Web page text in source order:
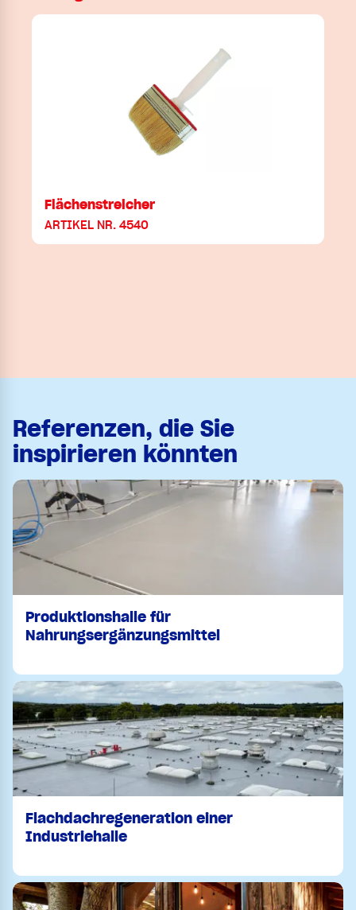
Flächenstreicher
ARTIKEL NR. 4540
Referenzen, die Sie
inspirieren könnten
Produktionshalle für
Nahrungsergänzungsmittel
Flachdachregeneration einer
Industriehalle